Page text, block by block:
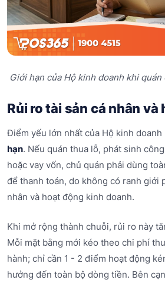
Giới hạn của Hộ kinh doanh khi
Rủi ro tài sản cá nhân và
Điểm yếu lớn nhất của Hộ kinh doanh
hạn. Nếu quán thua lỗ, phát sinh
hoặc vay vốn, chủ quán phải dùng
để thanh toán, do không có ranh giới
nhân và hoạt động kinh doanh.
Khi mở rộng thành chuỗi, rủi ro này
Mỗi mặt bằng mới kéo theo chi phí
hành; chỉ cần 1 - 2 điểm hoạt động
hưởng đến toàn bộ dòng tiền. Bên